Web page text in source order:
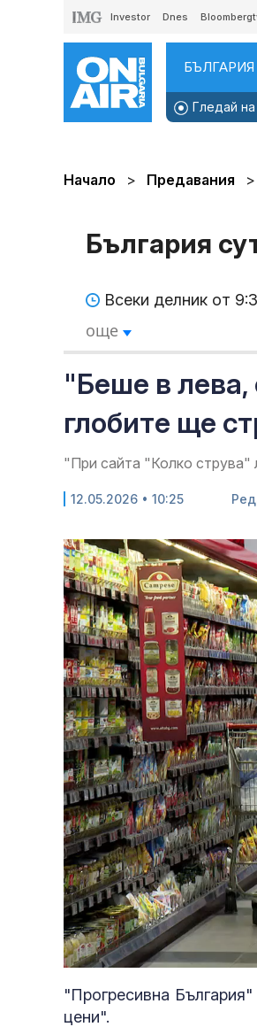
Investor Dnes
БЪЛГАРИЯ
Гледай
Начало Предавания
България
Всеки делник от
още
"Беше в лева,
глобите ще
"При сайта "Колко струва"
12.05.2026 • 10:25
Unmute
"Прогресивна
цени".